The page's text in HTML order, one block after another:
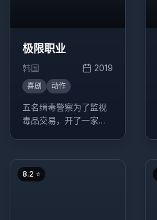
极限职业
韩国 2019
喜剧 动作
五名缉毒警察为了监视
毒品交易，开了一家炸
一系列搞笑事件。
8.2 ⭐